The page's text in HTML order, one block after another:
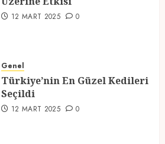
Seçildi
12 MART 2025 0
12 MART 2025 0
Genel
Türkiye’nin En Güzel Kedileri
Seçildi
12 MART 2025 0